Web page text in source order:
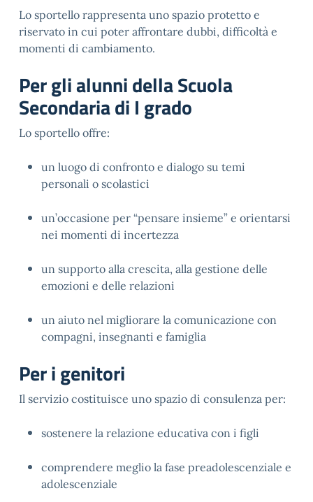
Lo sportello rappresenta uno spazio protetto e
riservato in cui poter affrontare dubbi, difficoltà e
momenti di cambiamento.
Per gli alunni della Scuola
Secondaria di I grado
Lo sportello offre:
un luogo di confronto e dialogo su temi
personali o scolastici
un’occasione per “pensare insieme” e orientarsi
nei momenti di incertezza
un supporto alla crescita, alla gestione delle
emozioni e delle relazioni
un aiuto nel migliorare la comunicazione con
compagni, insegnanti e famiglia
Per i genitori
Il servizio costituisce uno spazio di consulenza per:
sostenere la relazione educativa con i figli
comprendere meglio la fase preadolescenziale e
adolescenziale